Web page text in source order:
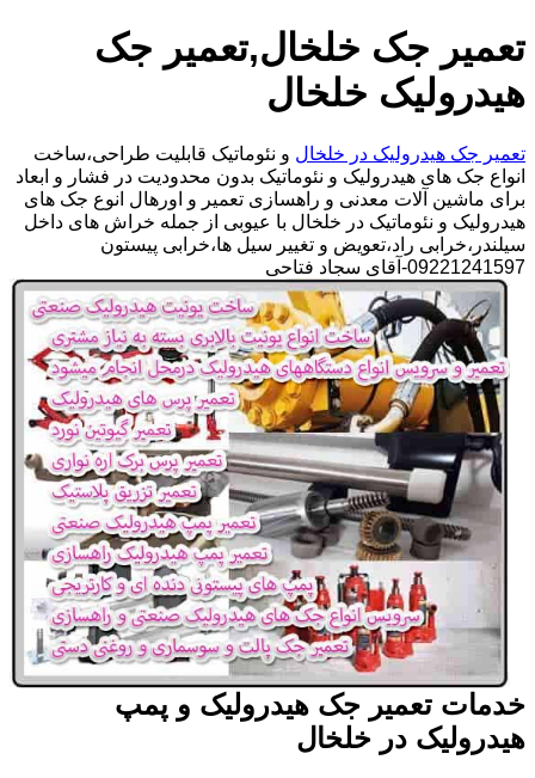
تعمیر جک خلخال,تعمیر جک
هیدرولیک خلخال
تعمیر جک هیدرولیک در خلخال و نئوماتیک قابلیت طراحی،ساخت
انواع جک های هیدرولیک و نئوماتیک بدون محدودیت در فشار و ابعاد
برای ماشین آلات معدنی و راهسازی تعمیر و اورهال انوع جک های
هیدرولیک و نئوماتیک در خلخال با عیوبی از جمله خراش های داخل
سیلندر،خرابی راد،تعویض و تغییر سیل ها،خرابی پیستون
09221241597-آقای سجاد فتاحی
خدمات تعمیر جک هیدرولیک و پمپ
هیدرولیک در خلخال